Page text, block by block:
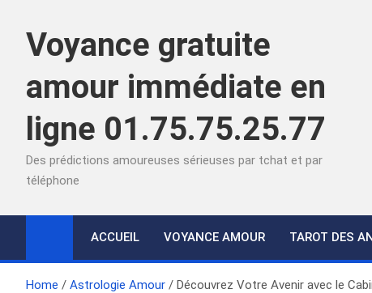
contentVoyance gratuite
amour immédiate en
ligne 01.75.75.25.77
Des prédictions amoureuses sérieuses par tchat et par
téléphone
ACCUEIL VOYANCE AMOUR TAROT DES
Home Astrologie Amour Découvrez Votre Avenir avec le